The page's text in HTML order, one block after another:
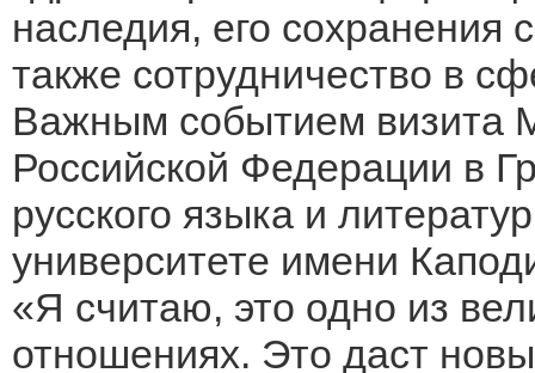
наследия, его
также сотрудничество в
Важным событием визита
Российской Федерации в
русского языка и
университете имени
«Я считаю, это одно из
отношениях. Это даст